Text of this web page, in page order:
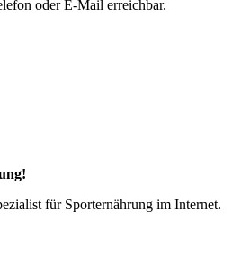
oder E-Mail erreichbar.
für Sporternährung im Internet.